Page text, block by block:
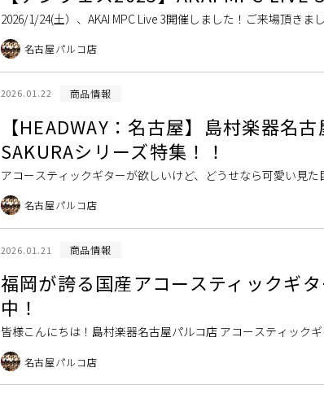
2026/1/24(土）、AKAI MPC Live 3開催しました！ご来場頂き
内屈指のMPCプレーヤーKO- […]
名古屋パルコ店
2026.01.22 商品情報
【HEADWAY：名古屋】島村楽器名
SAKURAシリーズ特集！！
アコースティックギターが欲しいけど、どうせなら可愛い見
ど、やっぱり綺麗な装飾があるものがいい・・・。 そんなオシ
名古屋パルコ店
2026.01.21 商品情報
福岡が誇る国産アコースティックギ
中！
皆様こんにちは！島村楽器名古屋パルコ店 アコースティック
りギターを弾くのが楽しい季節になってきましたね。そんな冬
名古屋パルコ店